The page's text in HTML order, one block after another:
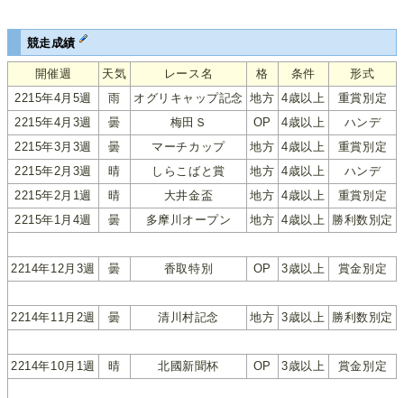
競走成績
開催週 天気 レース名 格 条件 形式
2215年4月5週
雨 オグリキャップ記念 地方 4歳以上
重賞別定
2215年4月3週
曇 梅田Ｓ OP 4歳以上
ハンデ
2215年3月3週
曇 マーチカップ 地方 4歳以上
重賞別定
2215年2月3週
晴 しらこばと賞 地方 4歳以上
ハンデ
2215年2月1週
晴 大井金盃 地方 4歳以上
重賞別定
2215年1月4週
曇 多摩川オープン 地方 4歳以上 勝利数別定
2214年12月3週 曇 香取特別 OP 3歳以上 賞金別定
2214年11月2週 曇 清川村記念 地方 3歳以上 勝利数別定
2214年10月1週 晴 北國新聞杯 OP 3歳以上 賞金別定